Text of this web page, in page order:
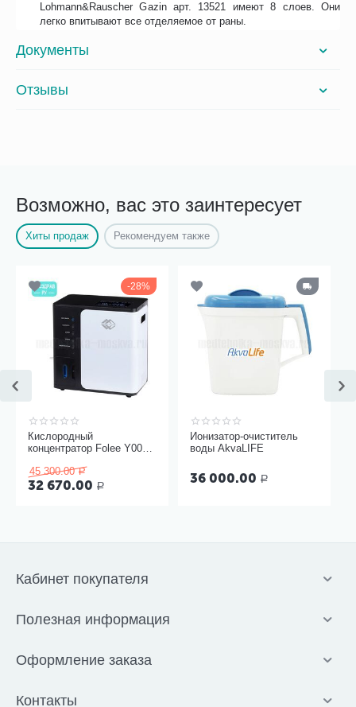
Lohmann&Rauscher Gazin арт. 13521 имеют 8 слоев. Они
легко впитывают все отделяемое от раны.
Документы
Отзывы
Возможно, вас это заинтересует
Хиты продаж Рекомендуем также
28%
Кислородный
концентратор Folee Y007-
45 300.00 Р
32 670.00 Р
Ионизатор-очиститель
воды AkvaLIFE
36 000.00 Р
Кабинет покупателя
Полезная информация
Оформление заказа
Контакты